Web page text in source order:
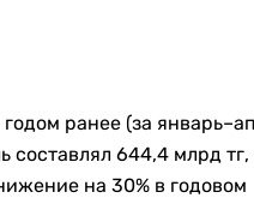
ранее (за
составлял 644,4 млрд тг,
на 30% в годовом